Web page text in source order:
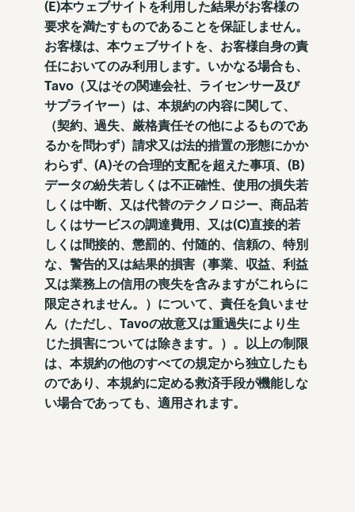
(E)本ウェブサイトを利用した結果がお客様の
要求を満たすものであることを保証しません。
お客様は、本ウェブサイトを、お客様自身の責
任においてのみ利用します。いかなる場合も、
Tavo（又はその関連会社、ライセンサー及び
サプライヤー）は、本規約の内容に関して、
（契約、過失、厳格責任その他によるものであ
るかを問わず）請求又は法的措置の形態にかか
わらず、(A)その合理的支配を超えた事項、(B)
データの紛失若しくは不正確性、使用の損失若
しくは中断、又は代替のテクノロジー、商品若
しくはサービスの調達費用、又は(C)直接的若
しくは間接的、懲罰的、付随的、信頼の、特別
な、警告的又は結果的損害（事業、収益、利益
又は業務上の信用の喪失を含みますがこれらに
限定されません。）について、責任を負いませ
ん（ただし、Tavoの故意又は重過失により生
じた損害については除きます。）。以上の制限
は、本規約の他のすべての規定から独立したも
のであり、本規約に定める救済手段が機能しな
い場合であっても、適用されます。